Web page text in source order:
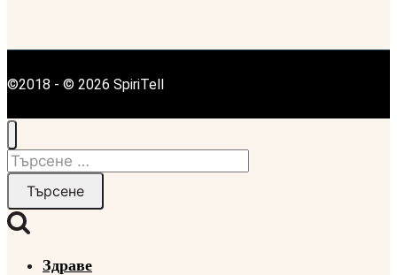
©2018 - © 2026 SpiriTell
Търсене
Здраве